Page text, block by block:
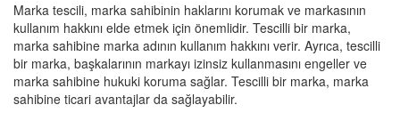
Marka tescili, marka sahibinin haklarını korumak ve markasının
kullanım hakkını elde etmek için önemlidir. Tescilli bir marka,
marka sahibine marka adının kullanım hakkını verir. Ayrıca, tescilli
bir marka, başkalarının markayı izinsiz kullanmasını engeller ve
marka sahibine hukuki koruma sağlar. Tescilli bir marka, marka
sahibine ticari avantajlar da sağlayabilir.